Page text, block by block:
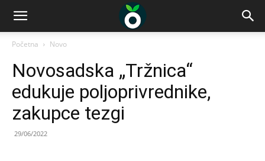
Početna Novo
Novosadska „Tržnica“
edukuje poljoprivrednike,
zakupce tezgi
29/06/2022